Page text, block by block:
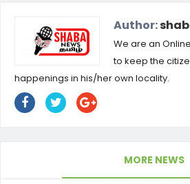
Author:
We are an
to keep the
happenings in his/her own locality.
MORE NEWS